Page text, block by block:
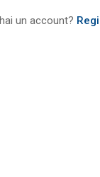
un account?